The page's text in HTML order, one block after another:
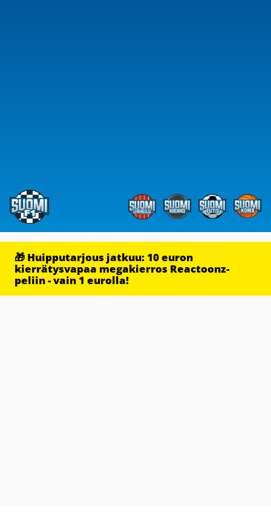
🎁 Huipputarjous jatkuu: 10 euron
kierrätysvapaa megakierros Reactoonz-
peliin - vain 1 eurolla!